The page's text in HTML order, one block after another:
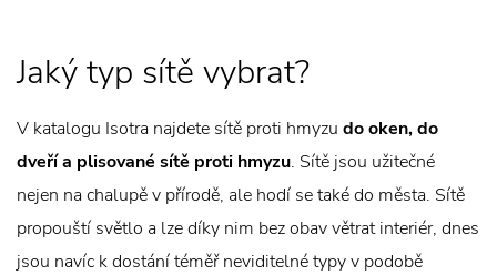
Jaký typ sítě vybrat?
V katalogu Isotra najdete sítě proti hmyzu do oken, do
dveří a plisované sítě proti hmyzu. Sítě jsou užitečné
nejen na chalupě v přírodě, ale hodí se také do města. Sítě
propouští světlo a lze díky nim bez obav větrat interiér, dnes
jsou navíc k dostání téměř neviditelné typy v podobě